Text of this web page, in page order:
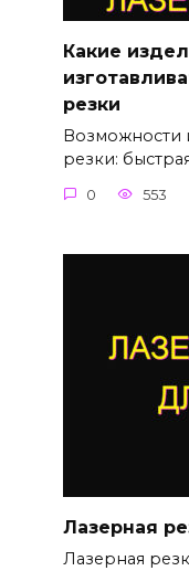
Какие
резки
Возможности
резки:
0 553
Лазерная
Лазерная